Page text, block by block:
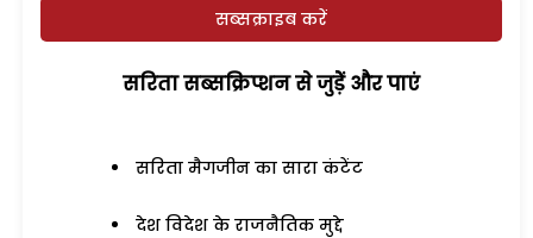
सब्सक्राइब करें
सरिता सब्सक्रिप्शन से जुड़ेें और पाएं
सरिता मैगजीन का सारा कंटेंट
देश विदेश के राजनैतिक मुद्दे